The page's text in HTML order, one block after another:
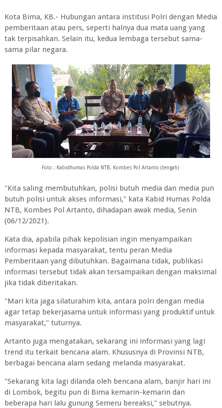
Kota Bima, KB.- Hubungan antara institusi Polri dengan Media
pemberitaan atau pers, seperti halnya dua mata uang yang
tak terpisahkan. Selain itu, kedua lembaga tersebut sama-
sama pilar negara.
Foto : Kabidhumas Polda NTB, Kombes Pol Artanto (tengah)
"Kita saling membutuhkan, polisi butuh media dan media pun
butuh polisi untuk akses informasi," kata Kabid Humas Polda
NTB, Kombes Pol Artanto, dihadapan awak media, Senin
(06/12/2021).
Kata dia, apabila pihak kepolisian ingin menyampaikan
informasi kepada masyarakat, tentu peran Media
Pemberitaan yang dibutuhkan. Bagaimana tidak, publikasi
informasi tersebut tidak akan tersampaikan dengan maksimal
jika tidak diberitakan.
"Mari kita jaga silaturahim kita, antara polri dengan media
agar tetap bekerjasama untuk informasi yang produktif untuk
masyarakat," tuturnya.
Artanto juga mengatakan, sekarang ini informasi yang lagi
trend itu terkait bencana alam. Khususnya di Provinsi NTB,
berbagai bencana alam sedang melanda masyarakat.
"Sekarang kita lagi dilanda oleh bencana alam, banjir hari ini
di Lombok, begitu pun di Bima kemarin-kemarin dan
beberapa hari lalu gunung Semeru bereaksi," sebutnya.